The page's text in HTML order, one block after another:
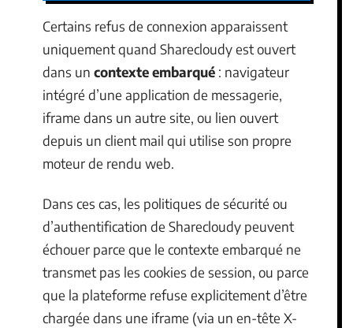
Certains refus de connexion apparaissent
uniquement quand Sharecloudy est ouvert
dans un contexte embarqué : navigateur
intégré d’une application de messagerie,
iframe dans un autre site, ou lien ouvert
depuis un client mail qui utilise son propre
moteur de rendu web.
Dans ces cas, les politiques de sécurité ou
d’authentification de Sharecloudy peuvent
échouer parce que le contexte embarqué ne
transmet pas les cookies de session, ou parce
que la plateforme refuse explicitement d’être
chargée dans une iframe (via un en-tête X-